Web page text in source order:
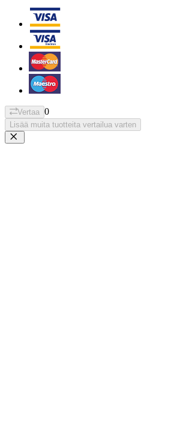
Vertaa 0
Lisää muita tuotteita vertailua varten